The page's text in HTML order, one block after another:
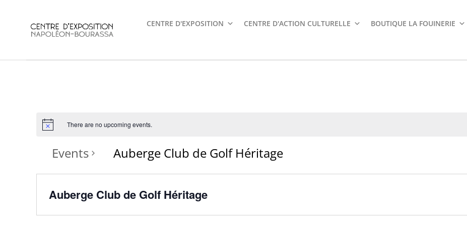
CENTRE D'EXPOSITION CENTRE D'ACTION CULTURELLE BOUTIQUE LA FOUINERIE
There are no upcoming events.
Events Auberge Club de Golf Héritage
Auberge Club de Golf Héritage